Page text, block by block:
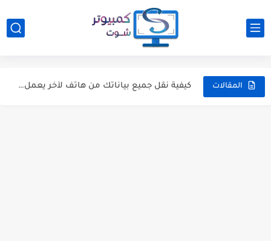
المقالات
كيفية إضافة عنوان DNS مخصص للراوتر TP-Link و TE-Data
كيفية نقل جميع بياناتك من هاتف لآخر يعمل بنظام أندرويد؟